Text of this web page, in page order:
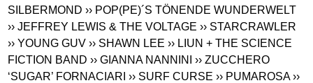
SILBERMOND ›› POP(PE)´S TÖNENDE WUNDERWELT
›› JEFFREY LEWIS & THE VOLTAGE ›› STARCRAWLER
›› YOUNG GUV ›› SHAWN LEE ›› LIUN + THE SCIENCE
FICTION BAND ›› GIANNA NANNINI
›› ZUCCHERO
‘SUGAR’ FORNACIARI ›› SURF CURSE ›› PUMAROSA ››